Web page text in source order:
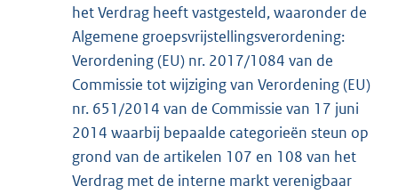
het Verdrag heeft vastgesteld, waaronder de
Algemene groepsvrijstellingsverordening:
Verordening (EU) nr. 2017/1084 van de
Commissie tot wijziging van Verordening (EU)
nr. 651/2014 van de Commissie van 17 juni
2014 waarbij bepaalde categorieën steun op
grond van de artikelen 107 en 108 van het
Verdrag met de interne markt verenigbaar